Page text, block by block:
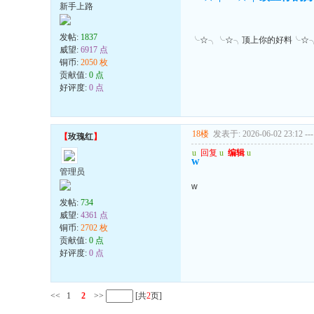
新手上路
发帖: 1837
威望: 6917 点
铜币: 2050 枚
贡献值: 0 点
好评度: 0 点
╰☆╮╰☆╮顶上你的好料
【玫瑰红】
管理员
发帖: 734
威望: 4361 点
铜币: 2702 枚
贡献值: 0 点
好评度: 0 点
18楼 发表于: 2026-06-02 23:12 ---
u 回复 u 编辑 u
w
w
<< 1 2 >> [共2页]